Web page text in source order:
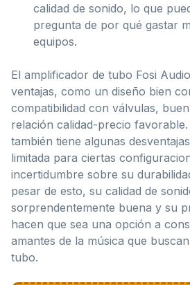
calidad de sonido, lo que
pregunta de por qué gastar
equipos.
El amplificador de tubo Fosi
ventajas, como un diseño bien
compatibilidad con válvulas,
relación calidad-precio
también tiene algunas
limitada para ciertas
incertidumbre sobre su
pesar de esto, su calidad de
sorprendentemente buena y su
hacen que sea una opción a
amantes de la música que
tubo.